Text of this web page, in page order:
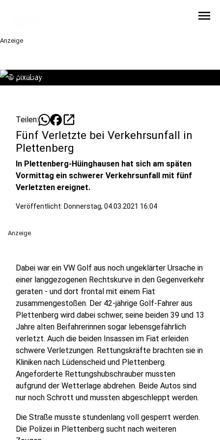
menu
Anzeige
© pixabay
Teilen: open_in_new
Fünf Verletzte bei Verkehrsunfall in
Plettenberg
In Plettenberg-Hüinghausen hat sich am späten
Vormittag ein schwerer Verkehrsunfall mit fünf
Verletzten ereignet.
Veröffentlicht: Donnerstag, 04.03.2021 16:04
Anzeige
Dabei war ein VW Golf aus noch ungeklärter Ursache in
einer langgezogenen Rechtskurve in den Gegenverkehr
geraten - und dort frontal mit einem Fiat
zusammengestoßen. Der 42-jährige Golf-Fahrer aus
Plettenberg wird dabei schwer, seine beiden 39 und 13
Jahre alten Beifahrerinnen sogar lebensgefährlich
verletzt. Auch die beiden Insassen im Fiat erleiden
schwere Verletzungen. Rettungskräfte brachten sie in
Kliniken nach Lüdenscheid und Plettenberg.
Angeforderte Rettungshubschrauber mussten
aufgrund der Wetterlage abdrehen. Beide Autos sind
nur noch Schrott und mussten abgeschleppt werden.
Die Straße musste stundenlang voll gesperrt werden.
Die Polizei in Plettenberg sucht nach weiteren